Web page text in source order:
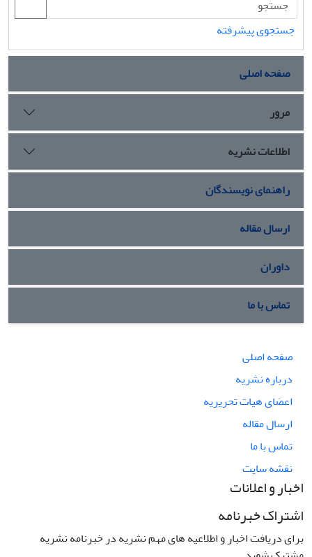
جستجوی پیشرفته
صفحه اصلی
مرور
اطلاعات نشریه
راهنمای نویسندگان
ارسال مقاله
داوران
تماس با ما
صفحه اصلی
درباره نشریه
اعضای هیات تحریریه
ارسال مقاله
تماس با ما
نقشه سایت
اخبار و اعلانات
اشتراک خبرنامه
برای دریافت اخبار و اطلاعیه های مهم نشریه در خبرنامه نشریه